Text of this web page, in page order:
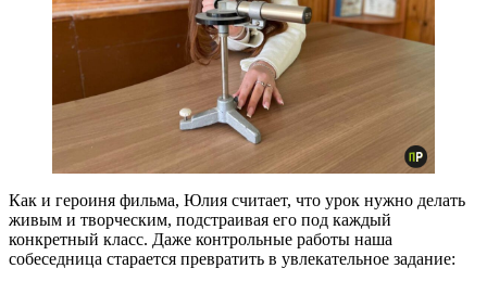
Как и героиня фильма, Юлия считает, что урок нужно делать
живым и творческим, подстраивая его под каждый
конкретный класс. Даже контрольные работы наша
собеседница старается превратить в увлекательное задание: